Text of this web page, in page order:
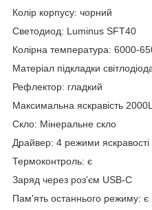
Колір корпусу: чорний
Светодиод: Luminus SFT40
Колірна температура: 6000-
Матеріал підкладки
Рефлектор: гладкий
Максимальна яскравість
Скло: Мінеральне скло
Драйвер: 4 режими яскравості
Термоконтроль: є
Заряд через роз'єм USB-C
Пам'ять останнього режиму: є